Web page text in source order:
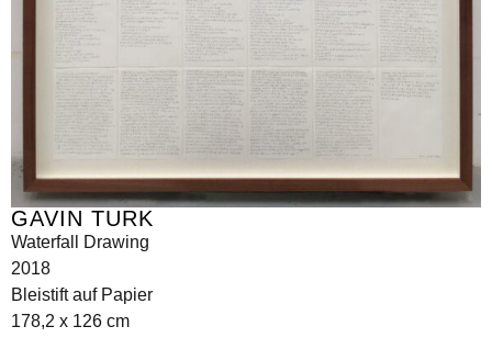
GAVIN TURK
Waterfall Drawing
2018
Bleistift auf Papier
178,2 x 126 cm